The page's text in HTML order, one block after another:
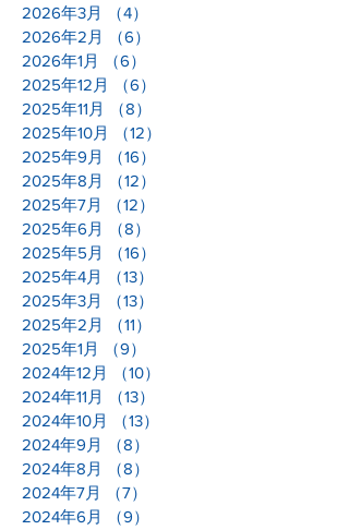
2026年3月
（4）
2026年2月
（6）
2026年1月
（6）
2025年12月
（6）
2025年11月
（8）
2025年10月
（12）
2025年9月
（16）
2025年8月
（12）
2025年7月
（12）
2025年6月
（8）
2025年5月
（16）
2025年4月
（13）
2025年3月
（13）
2025年2月
（11）
2025年1月
（9）
2024年12月
（10）
2024年11月
（13）
2024年10月
（13）
2024年9月
（8）
2024年8月
（8）
2024年7月
（7）
2024年6月
（9）